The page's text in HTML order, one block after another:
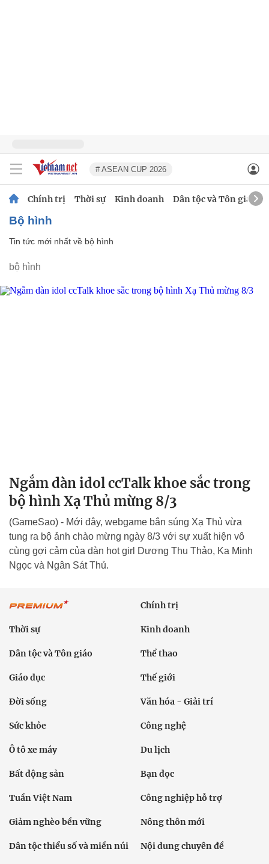
# ASEAN CUP 2026
Chính trị Thời sự Kinh doanh Dân tộc và Tôn giáo
bộ hình
Tin tức mới nhất về bộ hình
bộ hình
Ngắm dàn idol ccTalk khoe sắc trong
bộ hình Xạ Thủ mừng 8/3
(GameSao) - Mới đây, webgame bắn súng Xạ Thủ vừa
tung ra bộ ảnh chào mừng ngày 8/3 với sự xuất hiện vô
cùng gợi cảm của dàn hot girl Dương Thu Thảo, Ka Minh
Ngọc và Ngân Sát Thủ.
Chính trị
Thời sự Kinh doanh
Dân tộc và Tôn giáo Thể thao
Giáo dục Thế giới
Đời sống Văn hóa - Giải trí
Sức khỏe Công nghệ
Ô tô xe máy Du lịch
Bất động sản Bạn đọc
Tuần Việt Nam Công nghiệp hỗ trợ
Giảm nghèo bền vững Nông thôn mới
Dân tộc thiểu số và miền núi Nội dung chuyên đề